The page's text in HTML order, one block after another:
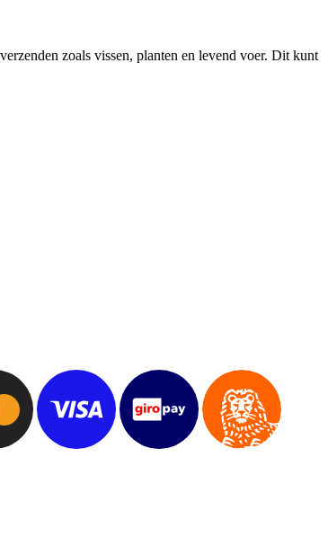
zoals vissen, planten en levend voer. Dit kunt